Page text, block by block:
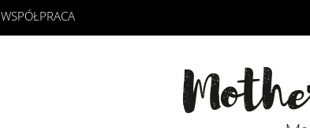
WSPÓŁPRACA